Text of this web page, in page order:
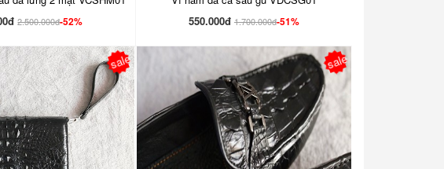
2.500.000đ-52%
550.000đ 1.700.000đ-51%
sale sale